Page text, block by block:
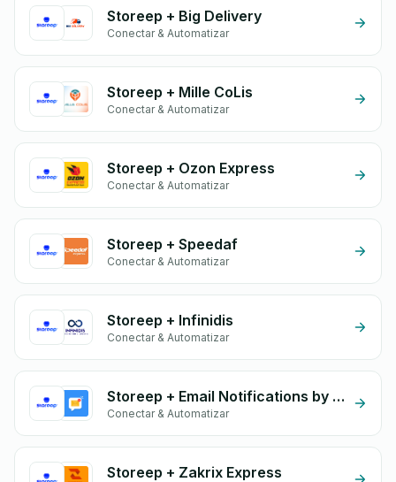
Storeep + Big Delivery
Conectar & Automatizar
Storeep + Mille CoLis
Conectar & Automatizar
Storeep + Ozon Express
Conectar & Automatizar
Storeep + Speedaf
Conectar & Automatizar
Storeep + Infinidis
Conectar & Automatizar
Storeep + Email Notifications by eGrow
Conectar & Automatizar
Storeep + Zakrix Express